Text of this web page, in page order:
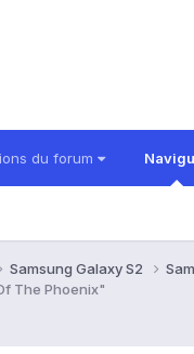
du forum
Samsung Galaxy S2
The Phoenix"